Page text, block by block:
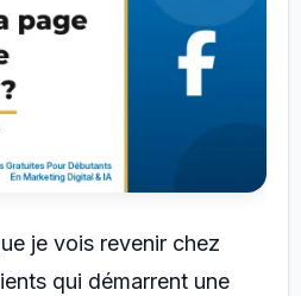
je vois revenir chez
qui démarrent une